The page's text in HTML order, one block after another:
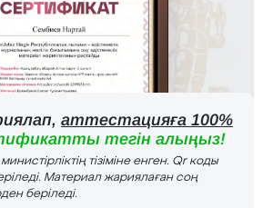
аттестацияға 100%
тегін алыңыз!
тізіміне енген. Qr коды
Материал жариялаған соң
беріледі.